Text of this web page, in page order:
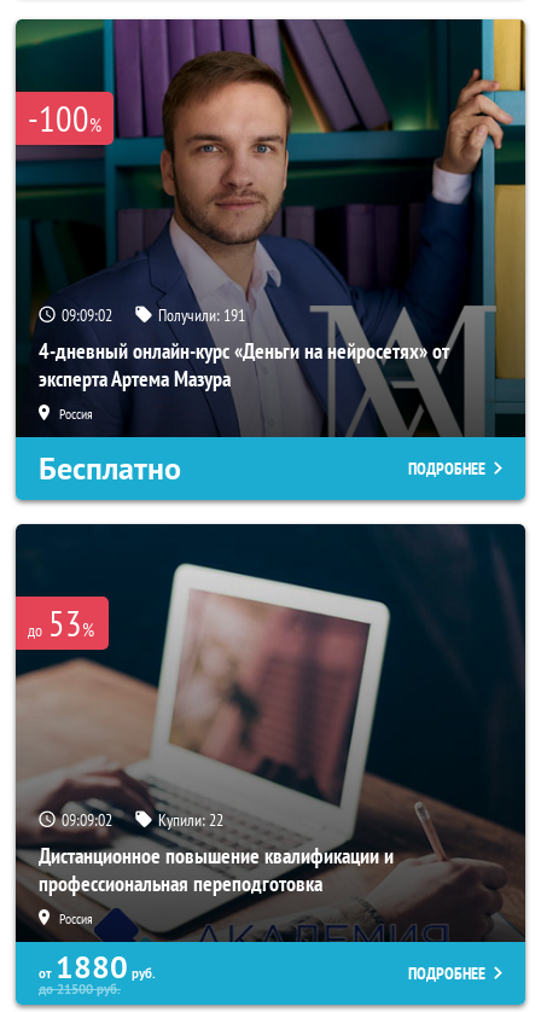
-100%
09:09:02 Получили: 191
4-дневный онлайн-курс «Деньги на нейросетях» от
эксперта Артема Мазура
Россия
Бесплатно ПОДРОБНЕЕ
до 53%
09:09:02 Купили:22
Дистанционное повышение квалификации и
профессиональная переподготовка
Россия
от 1880 руб.
до21500руб.
ПОДРОБНЕЕ